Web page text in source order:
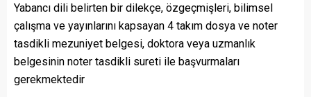
Yabancı dili belirten bir dilekçe, özgeçmişleri, bilimsel
çalışma ve yayınlarını kapsayan 4 takım dosya ve noter
tasdikli mezuniyet belgesi, doktora veya uzmanlık
belgesinin noter tasdikli sureti ile başvurmaları
gerekmektedir